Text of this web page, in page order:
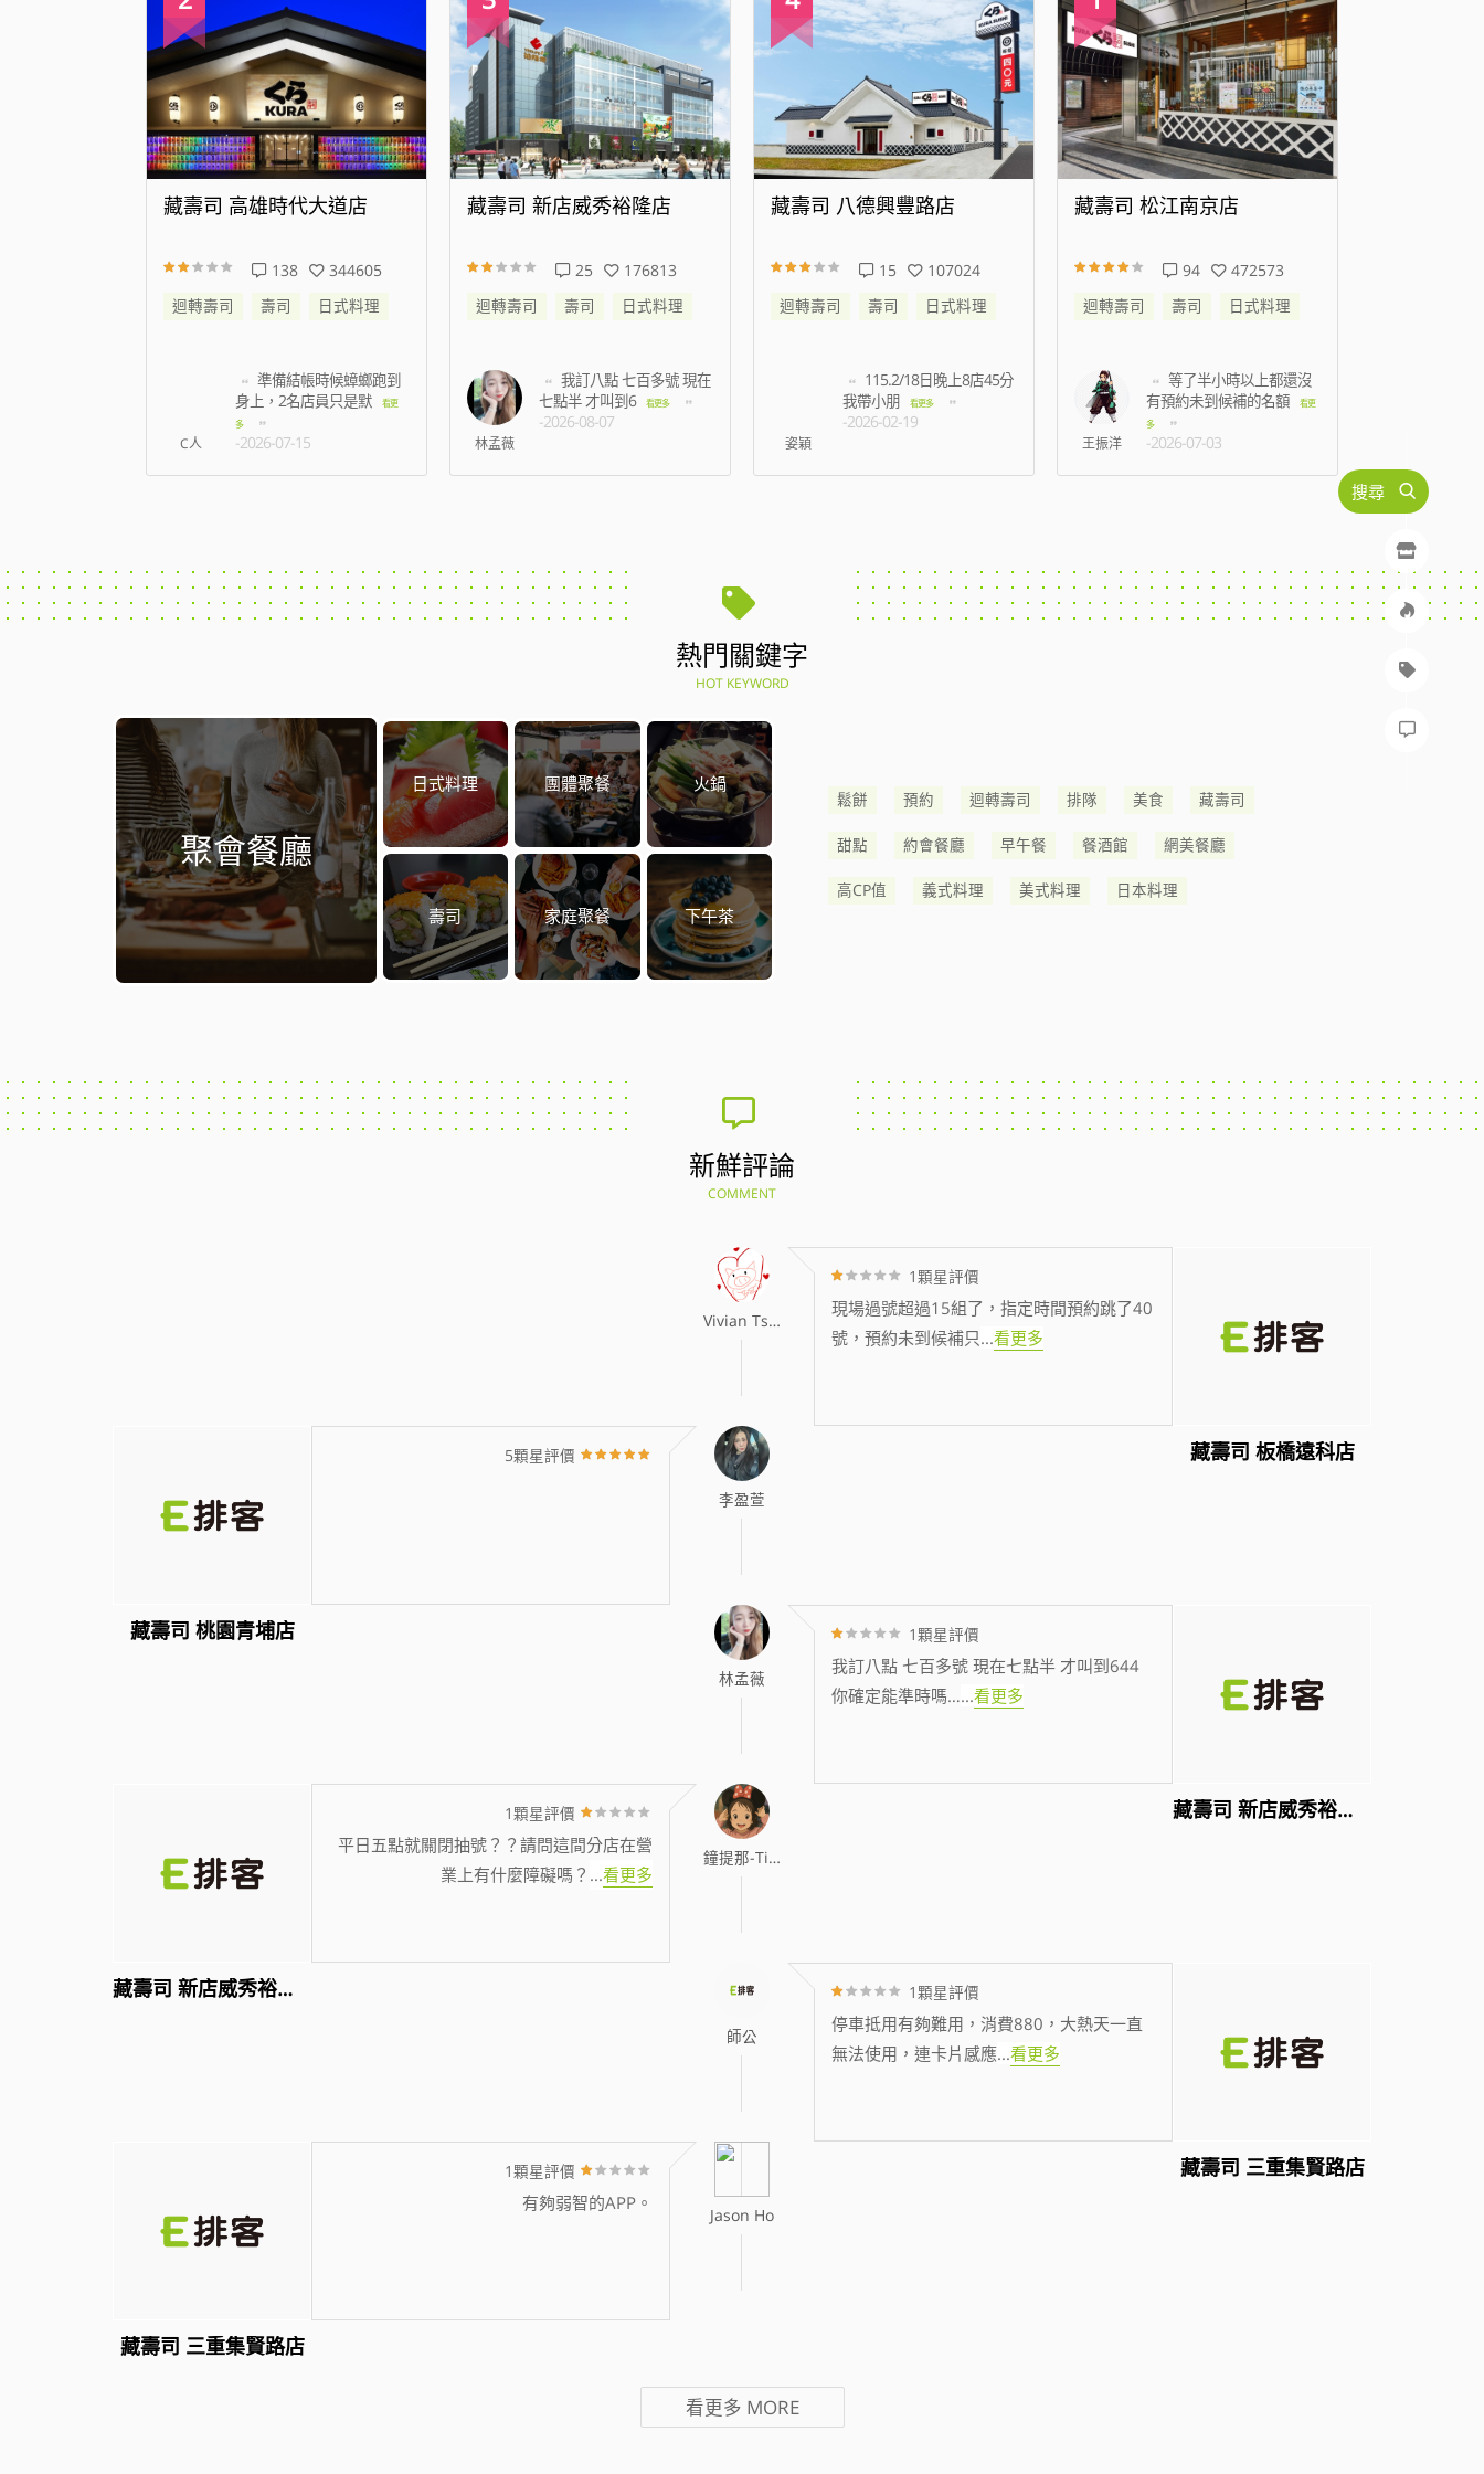
搜尋
藏壽司 新店威秀裕隆店
25
迴轉壽司
壽司
林孟薇
我訂八點 七百多號 現在
七點半 才叫到6
藏壽司 八德興豐路店
15
迴轉壽司
壽司
115.2/18日晚上8店45分
我帶小朋
看更多
-2026-02-19
藏壽司 松江南京店
94
迴轉壽司
壽司
等了半小時以上都還沒
有預約未到候補的名額
多
藏壽司 高雄時代大道店
138
迴轉壽司
壽司
C人
準備結帳時候蟑螂跑到
身上，2名店員只是默
-2026-07-15
熱門關鍵字
HOT KEYWORD
聚會餐廳
日式料理 團體聚餐 火鍋
壽司 家庭聚餐 下午茶
鬆餅 預約 迴轉壽司 排隊 美食 藏壽司
甜點 約會餐廳 早午餐 餐酒館 網美餐廳
高CP值 義式料理 美式料理 日本料理
新鮮評論
COMMENT
Vivian Tsai
1顆星評價
現場過號超過15組了，指定時間預約跳了40
號，預約未到候補只...看更多
藏壽司 板橋遠科店
李盈萱
5顆星評價
藏壽司 桃園青埔店
林孟薇
1顆星評價
我訂八點 七百多號 現在七點半 才叫到644
你確定能準時嗎…...看更多
藏壽司 新店威秀裕隆店
鐘提那-Tina
1顆星評價
平日五點就關閉抽號？？請問這間分店在營
業上有什麼障礙嗎？ ...看更多
藏壽司 新店威秀裕隆店
師公
1顆星評價
停車抵用有夠難用，消費880，大熱天一直
無法使用，連卡片感應...看更多
藏壽司 三重集賢路店
Jason Ho
1顆星評價
有夠弱智的APP。
藏壽司 三重集賢路店
看更多 MORE